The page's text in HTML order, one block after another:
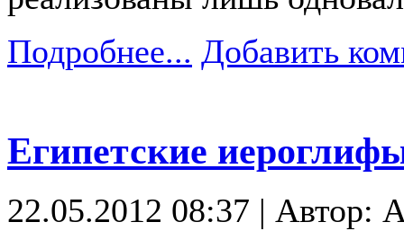
Подробнее... Добавить
Египетские
22.05.2012 08:37 | Автор: